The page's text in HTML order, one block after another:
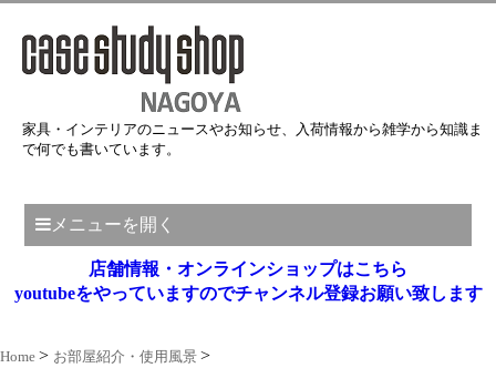
家具・インテリアのニュースやお知らせ、入荷情報から雑学から知識ま
で何でも書いています。
メニューを開く
店舗情報・オンラインショップはこちら
youtubeをやっていますのでチャンネル登録お願い致します
Home お部屋紹介・使用風景